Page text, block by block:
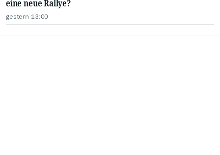
eine neue Rallye?
gestern 13:00